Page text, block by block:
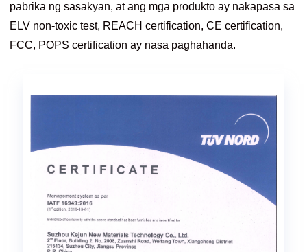
pabrika ng sasakyan, at ang mga produkto ay nakapasa sa
ELV non-toxic test, REACH certification, CE certification,
FCC, POPS certification ay nasa paghahanda.